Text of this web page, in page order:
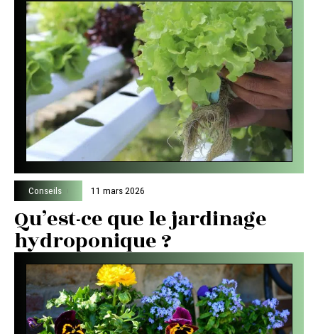
Conseils 11 mars 2026
Qu’est-ce que le jardinage
hydroponique ?